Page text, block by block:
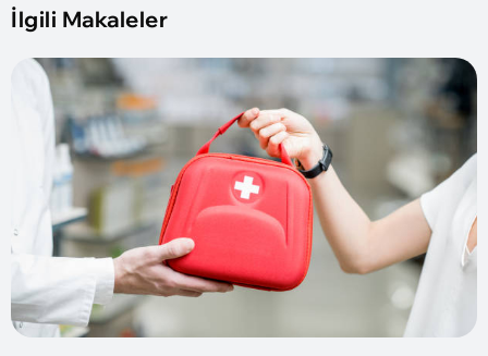
İlgili Makaleler